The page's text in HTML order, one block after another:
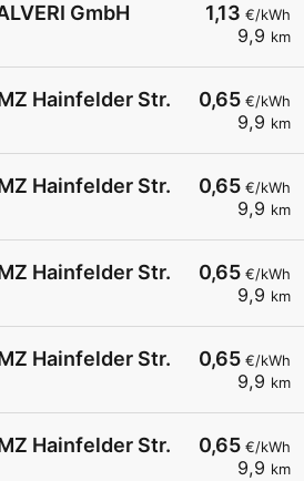
1,13 €/kWh
9,9 km
GmbH
0,65 €/kWh
9,9 km
Hainfelder Str.
0,65 €/kWh
9,9 km
Hainfelder Str.
0,65 €/kWh
9,9 km
Hainfelder Str.
0,65 €/kWh
9,9 km
Hainfelder Str.
0,65 €/kWh
9,9 km
Hainfelder Str.